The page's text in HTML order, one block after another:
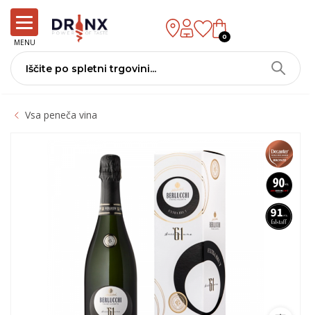
MENU
0
Vsa peneča vina